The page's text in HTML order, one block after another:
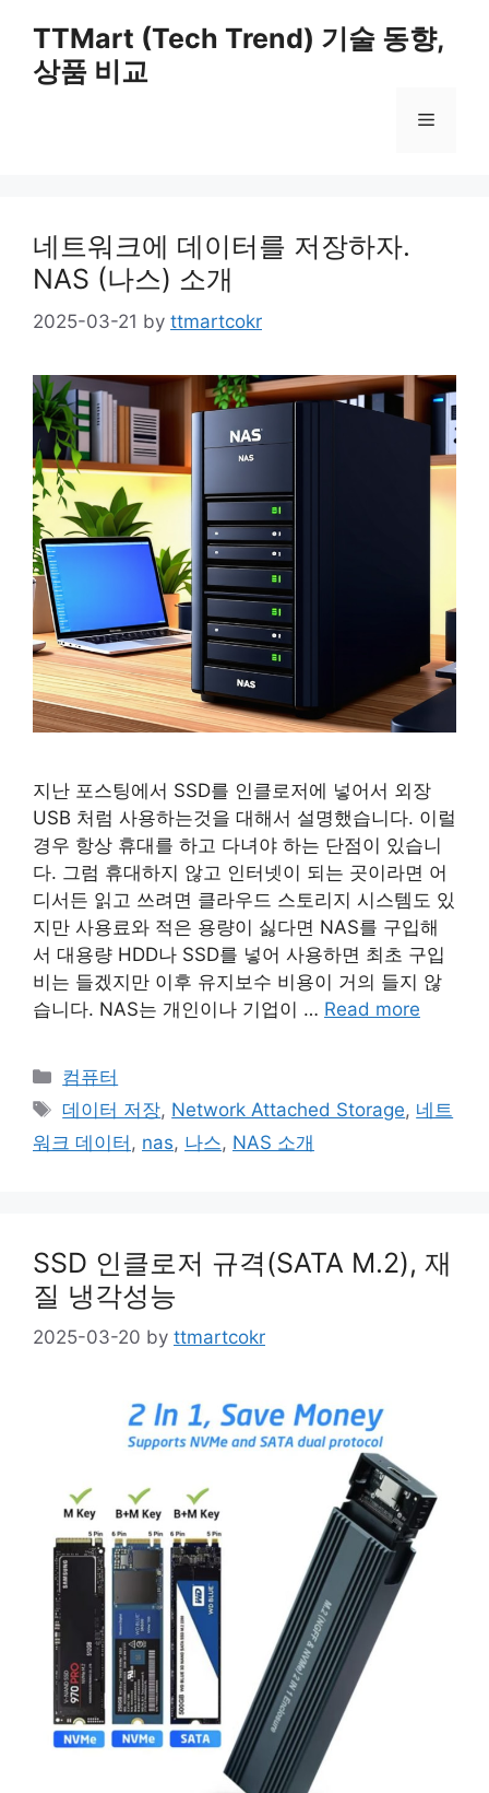
content
TTMart (Tech Trend) 기술 동향,
상품 비교
Menu
네트워크에 데이터를 저장하자.
NAS (나스) 소개
2025-03-21 by ttmartcokr
지난 포스팅에서 SSD를 인클로저에 넣어서 외장
USB 처럼 사용하는것을 대해서 설명했습니다. 이럴
경우 항상 휴대를 하고 다녀야 하는 단점이 있습니
다. 그럼 휴대하지 않고 인터넷이 되는 곳이라면 어
디서든 읽고 쓰려면 클라우드 스토리지 시스템도 있
지만 사용료와 적은 용량이 싫다면 NAS를 구입해
서 대용량 HDD나 SSD를 넣어 사용하면 최초 구입
비는 들겠지만 이후 유지보수 비용이 거의 들지 않
습니다. NAS는 개인이나 기업이 … Read more
Categories
컴퓨터
Tags
데이터 저장, Network Attached Storage, 네트
워크 데이터 , nas, 나스, NAS 소개
SSD 인클로저 규격(SATA M.2), 재
질 냉각성능
2025-03-20 by ttmartcokr